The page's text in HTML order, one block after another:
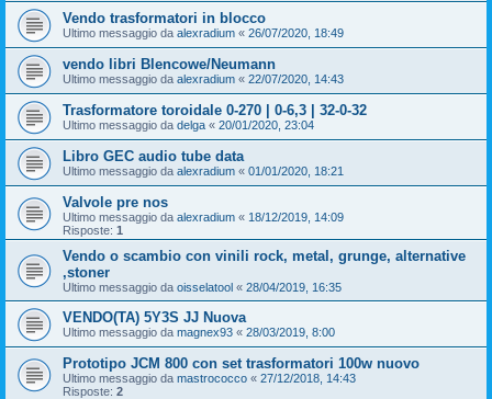
Vendo trasformatori in blocco
Ultimo messaggio da alexradium « 26/07/2020, 18:49
vendo libri Blencowe/Neumann
Ultimo messaggio da alexradium « 22/07/2020, 14:43
Trasformatore toroidale 0-270 | 0-6,3 | 32-0-32
Ultimo messaggio da delga « 20/01/2020, 23:04
Libro GEC audio tube data
Ultimo messaggio da alexradium « 01/01/2020, 18:21
Valvole pre nos
Ultimo messaggio da alexradium « 18/12/2019, 14:09
Risposte: 1
Vendo o scambio con vinili rock, metal, grunge, alternative
,stoner
Ultimo messaggio da oisselatool « 28/04/2019, 16:35
VENDO(TA) 5Y3S JJ Nuova
Ultimo messaggio da magnex93 « 28/03/2019, 8:00
Prototipo JCM 800 con set trasformatori 100w nuovo
Ultimo messaggio da mastrococco « 27/12/2018, 14:43
Risposte: 2